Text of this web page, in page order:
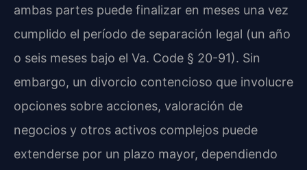
ambas partes puede finalizar en meses una vez
cumplido el período de separación legal (un año
o seis meses bajo el Va. Code § 20-91). Sin
embargo, un divorcio contencioso que involucre
opciones sobre acciones, valoración de
negocios y otros activos complejos puede
extenderse por un plazo mayor, dependiendo